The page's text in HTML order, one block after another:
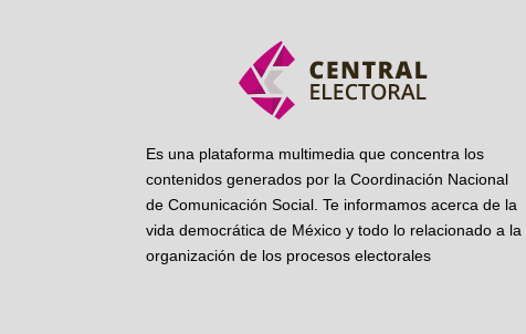
Es una plataforma multimedia que concentra los
contenidos generados por la Coordinación Nacional
de Comunicación Social. Te informamos acerca de la
vida democrática de México y todo lo relacionado a la
organización de los procesos electorales